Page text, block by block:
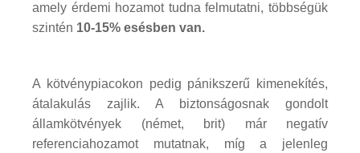
amely érdemi hozamot tudna felmutatni, többségük
szintén 10-15% esésben van.
A kötvénypiacokon pedig pánikszerű kimenekítés,
átalakulás zajlik. A biztonságosnak gondolt
államkötvények (német, brit) már negatív
referenciahozamot mutatnak, míg a jelenleg